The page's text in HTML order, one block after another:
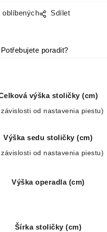
oblíbených Sdílet
Potřebujete poradit?
výška stoličky (cm)
od nastavenia piestu)
Výška sedu stoličky (cm)
od nastavenia piestu)
Výška operadla (cm)
Šírka stoličky (cm)